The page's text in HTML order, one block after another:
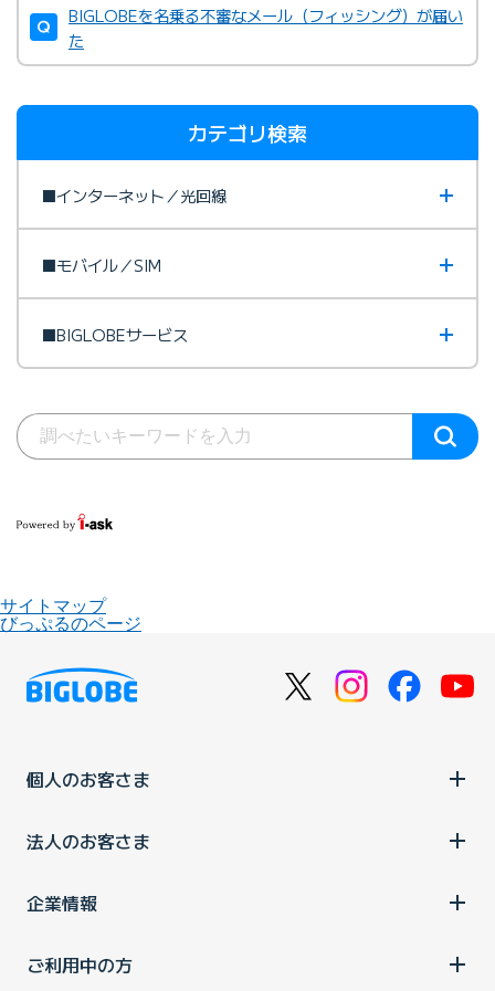
BIGLOBEを名乗る不審なメール（フィッシング）が届い
た
カテゴリ検索
■インターネット／光回線
■モバイル／SIM
■BIGLOBEサービス
サイトマップ
びっぷるのページ
個人のお客さま
法人のお客さま
企業情報
ご利用中の方